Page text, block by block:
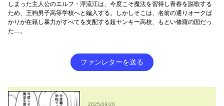
しまった主人公のエルフ・浮流江は、今度こそ魔法を習得し青春を謳歌する
ため、王狗男子高等学校へと編入する。しかしそこは、名前の通りオークば
かりが在籍し暴力がすべてを支配する超ヤンキー高校、もとい修羅の国だっ
た…。
ファンレターを送る
2025/09/26